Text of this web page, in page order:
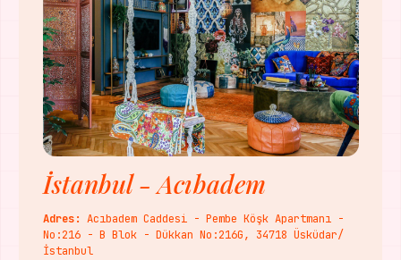
İstanbul - Acıbadem
Adres: Acıbadem Caddesi - Pembe Köşk Apartmanı -
No:216 - B Blok - Dükkan No:216G, 34718 Üsküdar/
İstanbul